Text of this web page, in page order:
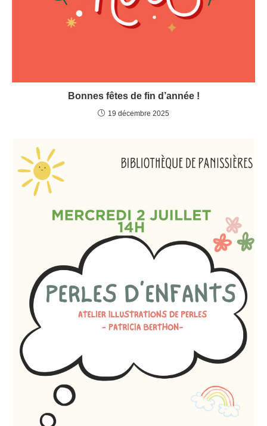
Bonnes fêtes de fin d’année !
19 décembre 2025